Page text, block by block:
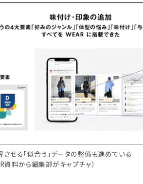
させる「似合う」データの整備も進めている
資料から編集部がキャプチャ）